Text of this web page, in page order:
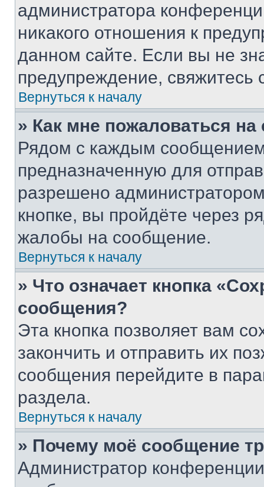
администратора
никакого отношения к
данном сайте. Если вы не
предупреждение,
Вернуться к началу
» Как мне пожаловаться
Рядом с каждым сообщением
предназначенную для
разрешено
кнопке, вы пройдёте через
жалобы на сообщение.
Вернуться к началу
» Что означает кнопка
сообщения?
Эта кнопка позволяет вам
закончить и отправить их
сообщения перейдите в
раздела.
Вернуться к началу
» Почему моё сообщение
Администратор